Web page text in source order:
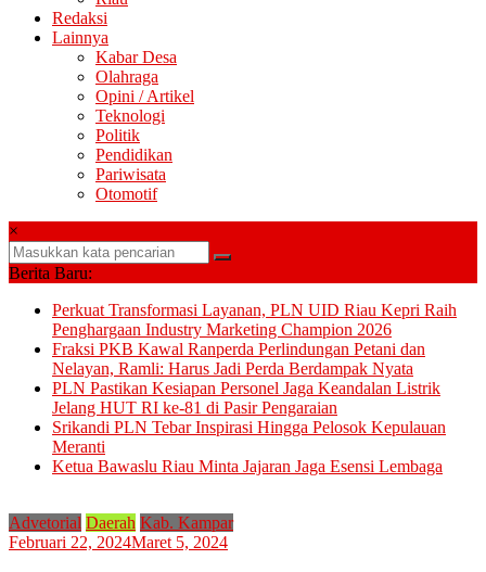
Redaksi
Lainnya
Kabar Desa
Olahraga
Opini / Artikel
Teknologi
Politik
Pendidikan
Pariwisata
Otomotif
×
Berita Baru:
Perkuat Transformasi Layanan, PLN UID Riau Kepri Raih
Penghargaan Industry Marketing Champion 2026
Fraksi PKB Kawal Ranperda Perlindungan Petani dan
Nelayan, Ramli: Harus Jadi Perda Berdampak Nyata
PLN Pastikan Kesiapan Personel Jaga Keandalan Listrik
Jelang HUT RI ke-81 di Pasir Pengaraian
Srikandi PLN Tebar Inspirasi Hingga Pelosok Kepulauan
Meranti
Ketua Bawaslu Riau Minta Jajaran Jaga Esensi Lembaga
Advetorial Daerah Kab. Kampar
Februari 22, 2024Maret 5, 2024